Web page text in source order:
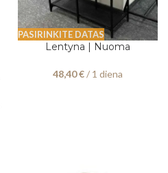
PASIRINKITE DATAS
Lentyna | Nuoma
48,40€/ 1 diena